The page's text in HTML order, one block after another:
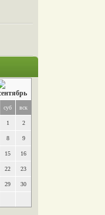
суб вск
1 2
8 9
15 16
22 23
29 30